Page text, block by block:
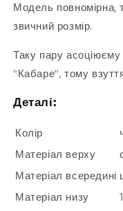
Модель повномірна,
звичний розмір.
Таку пару
"Кабаре", тому
Деталі:
Колір
Матеріал верху
Матеріал всередині
Матеріал низу